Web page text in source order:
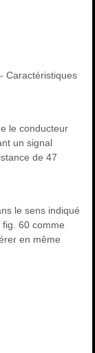
Caractéristiques
le conducteur
un signal
de 47
le sens indiqué
60 comme
en même